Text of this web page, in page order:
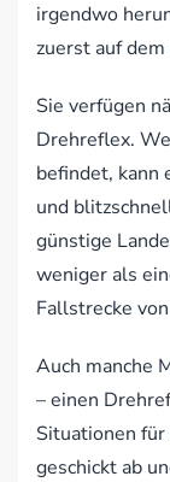
irgendwo
zuerst auf dem
Sie verfügen
Drehreflex.
befindet, kann
und
günstige
weniger als
Fallstrecke
Auch manche
– einen
Situationen für
geschickt ab